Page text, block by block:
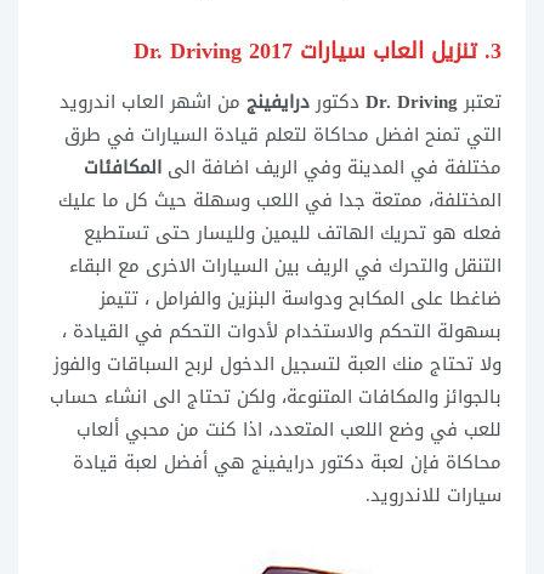
3. تنزيل العاب سيارات 2017 Dr. Driving
تعتبر Dr. Driving دكتور درايفينج من اشهر العاب اندرويد
التي تمنح افضل محاكاة لتعلم قيادة السيارات في طرق
مختلفة في المدينة وفي الريف اضافة الى المكافئات
المختلفة، ممتعة جدا في اللعب وسهلة حيث كل ما عليك
فعله هو تحريك الهاتف لليمين ولليسار حتى تستطيع
التنقل والتحرك في الريف بين السيارات الاخرى مع البقاء
ضاغطا على المكابح ودواسة البنزين والفرامل ، تتيمز
بسهولة التحكم والاستخدام لأدوات التحكم في القيادة ،
ولا تحتاج منك العبة لتسجيل الدخول لربح السباقات والفوز
بالجوائز والمكافات المتنوعة، ولكن تحتاج الى انشاء حساب
للعب في وضع اللعب المتعدد، اذا كنت من محبي ألعاب
محاكاة فإن لعبة دكتور درايفينج هي أفضل لعبة قيادة
سيارات للاندرويد.